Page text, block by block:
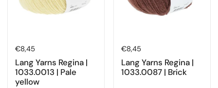
Prijs:
€8,45
Lang Yarns Regina |
1033.0013 | Pale
yellow
Prijs:
€8,45
Lang Yarns Regina |
1033.0087 | Brick